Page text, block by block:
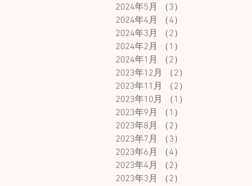
2024年5月
（3）
2024年4月
（4）
2024年3月
（2）
2024年2月
（1）
2024年1月
（2）
2023年12月
（2）
2023年11月
（2）
2023年10月
（1）
2023年9月
（1）
2023年8月
（2）
2023年7月
（3）
2023年6月
（4）
2023年4月
（2）
2023年3月
（2）